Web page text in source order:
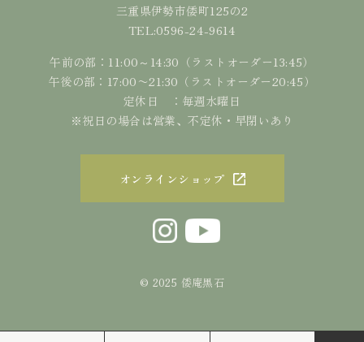
三重県伊勢市倭町125の2
TEL:0596-24-9614
午前の部：11:00～14:30（ラストオーダー13:45）
午後の部：17:00〜21:30（ラストオーダー20:45）
定休日 ：毎週水曜日
※祝日の場合は営業、不定休・早閉いあり
オンラインショップ
© 2025 倭庵黒石